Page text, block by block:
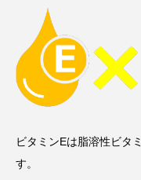
ビタミンEは脂溶性ビタ
す。